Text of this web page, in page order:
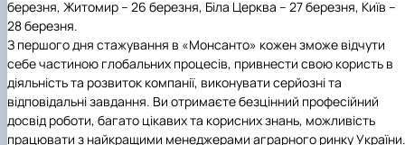
березня, Житомир – 26 березня, Біла Церква – 27березня, Київ –
28 березня.
З першого дня стажування в «Монсанто» кожен зможе відчути
себе частиною глобальних процесів, привнести свою користь в
діяльність та розвиток компанії, виконувати серйозні та
відповідальні завдання. Ви отримаєте безцінний професійний
досвід роботи, багато цікавих та корисних знань, можливість
працювати з найкращими менеджерами аграрного ринку України.